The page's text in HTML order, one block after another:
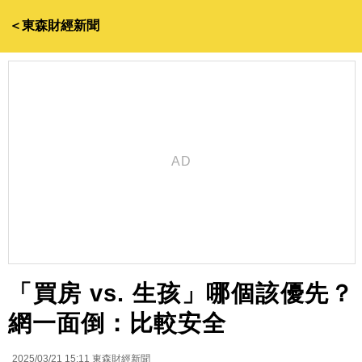
＜東森財經新聞
「買房 vs. 生孩」哪個該優先？
網一面倒：比較安全
2025/03/21 15:11 東森財經新聞